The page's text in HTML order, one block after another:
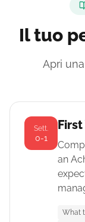
Il tuo
Apri
Sett.
0-1
an
What